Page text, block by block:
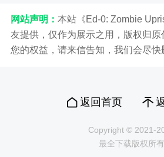
网站声明： 本站《Ed-0: Zombie
友提供，仅作为展示之用，版权归原
您的权益，请来信告知，我们会尽快
返回首页
Copyright © 2021-
最全下载版权所有